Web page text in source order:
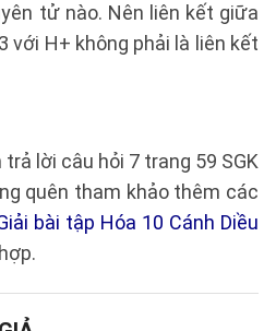
tử nào. Nên liên kết giữa
với H+ không phải là liên kết
lời câu hỏi 7 trang 59 SGK
quên tham khảo thêm các
bài tập Hóa 10 Cánh Diều